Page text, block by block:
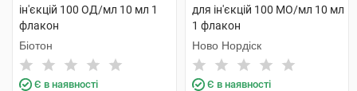
ін'єкцій 100 ОД/мл 10 мл 1
флакон
Біотон
Є в наявності
для ін'єкцій 100 МО/мл 10 мл
1 флакон
Ново Нордіск
Є в наявності